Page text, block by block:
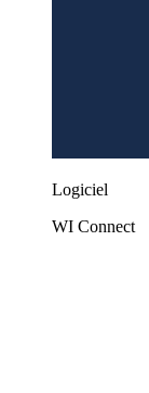
Logiciel
WI Connect